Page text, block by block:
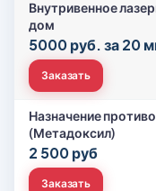
Внутривенное
дом
5000 руб. за 20
Заказать
Назначение
(Метадоксил)
2 500 руб
Заказать